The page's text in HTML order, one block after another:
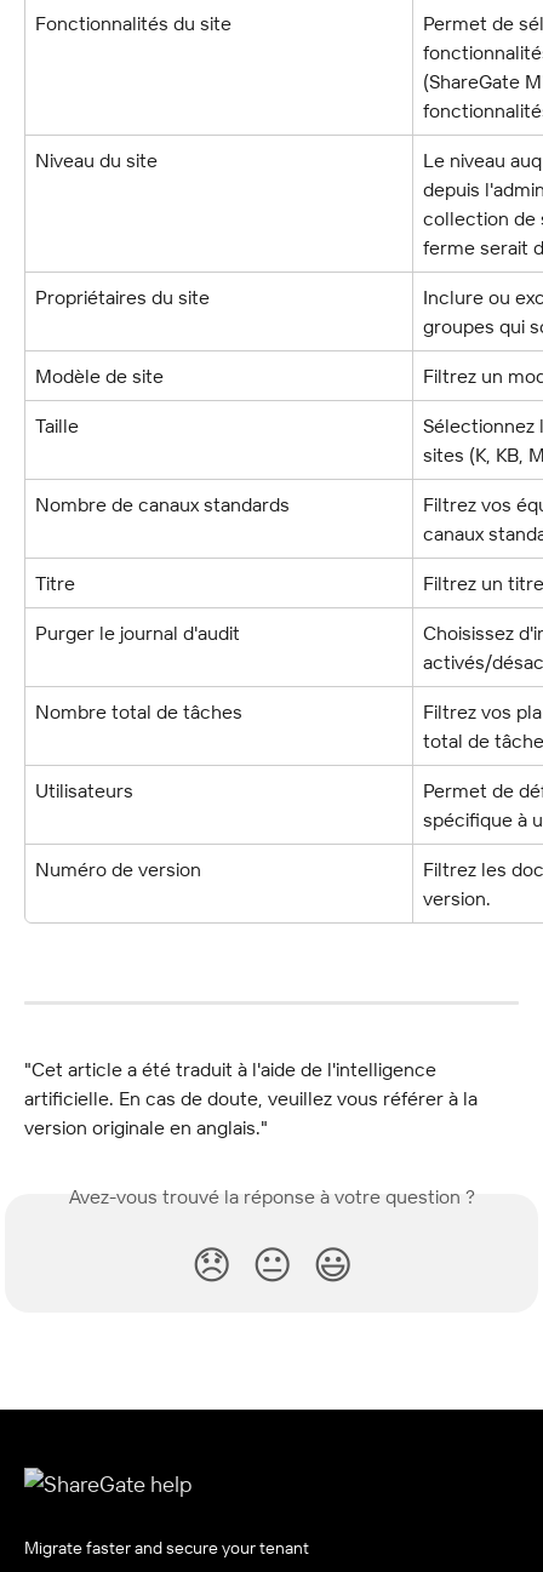
Fonctionnalités du site
Permet de
(ShareGate
Niveau du site
Le niveau
depuis
collection de
ferme serait
Propriétaires du site
Inclure ou
groupes qui
Modèle de site Filtrez un
Taille
sites (K, KB,
Nombre de canaux standards
Filtrez vos
canaux
Titre Filtrez un
Purger le journal d'audit
Choisissez
activés/
Nombre total de tâches
Filtrez vos
total de
Utilisateurs
Permet de
spécifique à
Numéro de version
Filtrez les
version.
"Cet article a été traduit à l'aide de l'intelligence
artificielle. En cas de doute, veuillez vous référer à la
version originale en anglais."
Avez-vous trouvé la réponse à votre question ?
😞 😐 😃
Migrate faster and secure your tenant